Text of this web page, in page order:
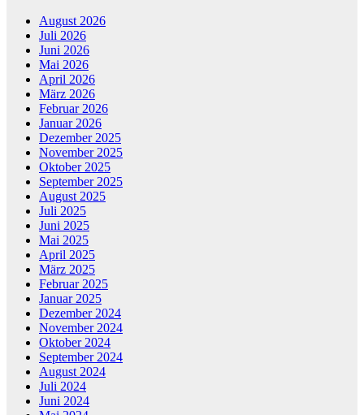
August 2026
Juli 2026
Juni 2026
Mai 2026
April 2026
März 2026
Februar 2026
Januar 2026
Dezember 2025
November 2025
Oktober 2025
September 2025
August 2025
Juli 2025
Juni 2025
Mai 2025
April 2025
März 2025
Februar 2025
Januar 2025
Dezember 2024
November 2024
Oktober 2024
September 2024
August 2024
Juli 2024
Juni 2024